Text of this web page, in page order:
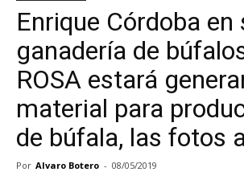
Notiloco
de
Enrique Córdoba en
ganadería de
ROSA estará
material para
de búfala, las fotos
Por Alvaro Botero - 08/05/2019